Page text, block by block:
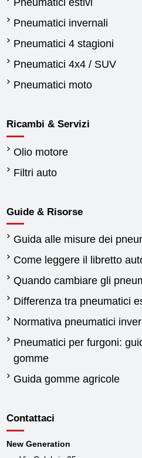
Pneumatici estivi
Pneumatici invernali
Pneumatici 4 stagioni
Pneumatici 4x4 / SUV
Pneumatici moto
Ricambi & Servizi
Olio motore
Filtri auto
Guide & Risorse
Guida alle misure dei
Come leggere il libretto
Quando cambiare gli
Differenza tra pneumatici
Normativa pneumatici
Pneumatici per furgoni:
gomme
Guida gomme agricole
Contattaci
New Generation